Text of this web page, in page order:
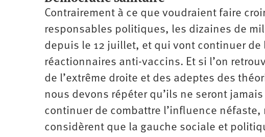
Contrairement à ce que voudraient faire
responsables politiques, les dizaines de
depuis le 12 juillet, et qui vont continuer de
réactionnaires anti-vaccins. Et si l’on
de l’extrême droite et des adeptes des
nous devons répéter qu’ils ne seront
continuer de combattre l’influence
considèrent que la gauche sociale et